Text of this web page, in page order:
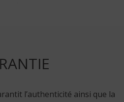
l’authenticité ainsi que la